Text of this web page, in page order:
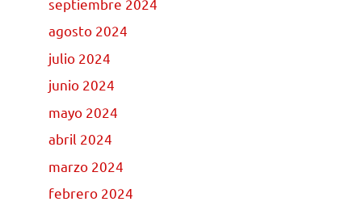
agosto 2024
julio 2024
junio 2024
mayo 2024
abril 2024
marzo 2024
febrero 2024